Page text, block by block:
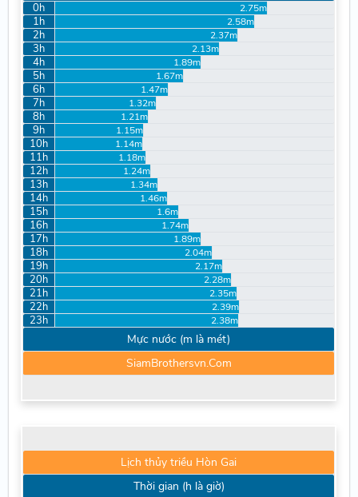
0h 2.75m
1h 2.58m
2h 2.37m
3h 2.13m
4h 1.89m
5h 1.67m
6h 1.47m
7h 1.32m
8h 1.21m
9h 1.15m
10h 1.14m
11h 1.18m
12h 1.24m
13h 1.34m
14h 1.46m
15h 1.6m
16h 1.74m
17h 1.89m
18h 2.04m
19h 2.17m
20h 2.28m
21h 2.35m
22h 2.39m
23h 2.38m
Mực nước (m là mét)
SiamBrothersvn.Com
Lịch thủy triều Hòn Gai
Thời gian (h là giờ)